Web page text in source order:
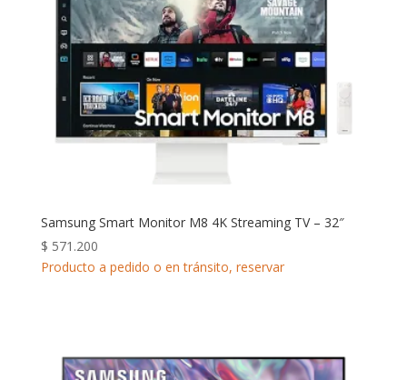
Samsung Smart Monitor M8 4K Streaming TV – 32″
$ 571.200
Producto a pedido o en tránsito, reservar